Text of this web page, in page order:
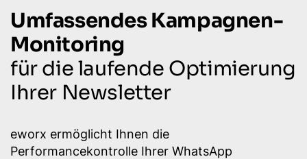
Umfassendes Kampagnen-
Monitoring
für die laufende Optimierung
Ihrer Newsletter
eworx ermöglicht Ihnen die
Performancekontrolle Ihrer WhatsApp